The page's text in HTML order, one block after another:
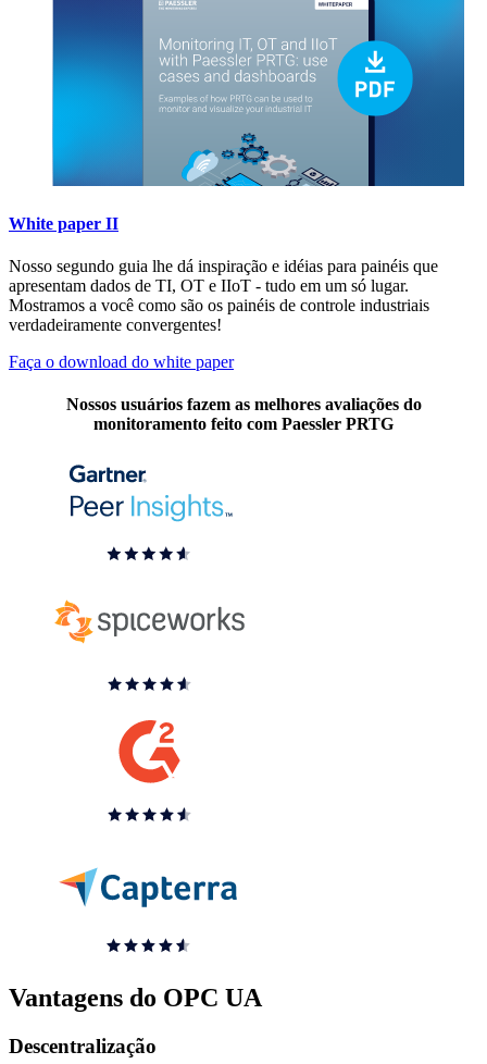
White paper II
Nosso segundo guia lhe dá inspiração e idéias para painéis que
apresentam dados de TI, OT e IIoT - tudo em um só lugar.
Mostramos a você como são os painéis de controle industriais
verdadeiramente convergentes!
Faça o download do white paper
Nossos usuários fazem as melhores avaliações do
monitoramento feito com Paessler PRTG
Vantagens do OPC UA
Descentralização